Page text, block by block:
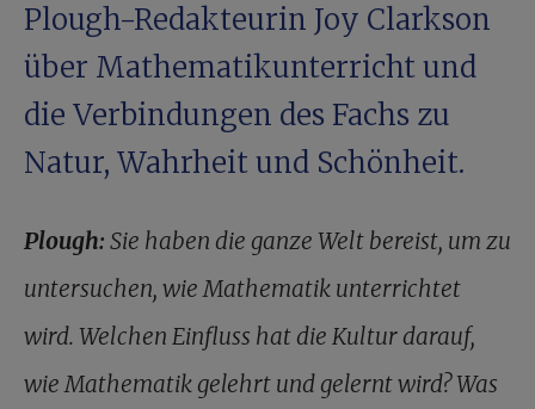
Plough-Redakteurin Joy Clarkson
über Mathematikunterricht und
die Verbindungen des Fachs zu
Natur, Wahrheit und Schönheit.
Plough: Sie haben die ganze Welt bereist, um zu
untersuchen, wie Mathematik unterrichtet
wird. Welchen Einfluss hat die Kultur darauf,
wie Mathematik gelehrt und gelernt wird? Was